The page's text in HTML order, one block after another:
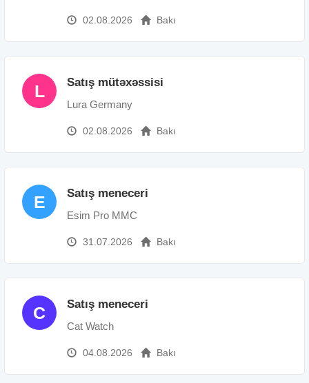
02.08.2026 Bakı
L Satış mütəxəssisi
Lura Germany
02.08.2026 Bakı
E Satış meneceri
Esim Pro MMC
31.07.2026 Bakı
C Satış meneceri
Cat Watch
04.08.2026 Bakı